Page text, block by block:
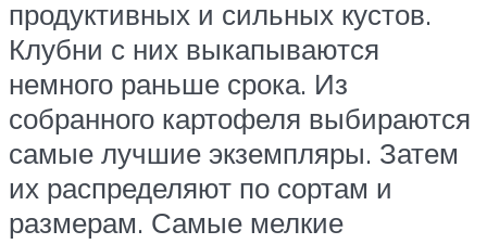
продуктивных и сильных кустов.
Клубни с них выкапываются
немного раньше срока. Из
собранного картофеля выбираются
самые лучшие экземпляры. Затем
их распределяют по сортам и
размерам. Самые мелкие